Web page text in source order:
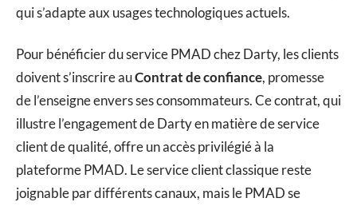
qui s’adapte aux usages technologiques actuels.
Pour bénéficier du service PMAD chez Darty, les clients
doivent s’inscrire auContrat de confiance, promesse
de l’enseigne envers ses consommateurs. Ce contrat, qui
illustre l’engagement de Darty en matière de service
client de qualité, offre un accès privilégié à la
plateforme PMAD. Le service client classique reste
joignable par différents canaux, mais le PMAD se